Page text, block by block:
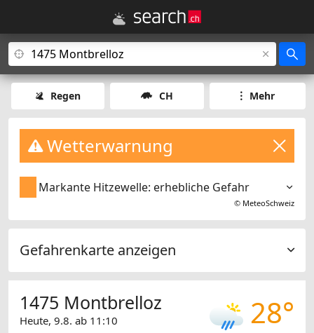
Regen CH Mehr
Wetterwarnung
Markante Hitzewelle: erhebliche Gefahr
© MeteoSchweiz
Gefahrenkarte anzeigen
28°
1475 Montbrelloz
Heute, 9.8. ab 11:10